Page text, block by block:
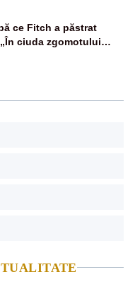
ce Fitch a păstrat
ciuda zgomotului